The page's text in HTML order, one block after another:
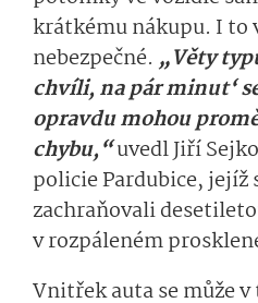
krátkému nákupu. I to
nebezpečné. „Věty
chvíli, na pár minut‘
opravdu mohou
chybu,“uvedl Jiří
policie Pardubice,
zachraňovali
v rozpáleném
Vnitřek auta se může